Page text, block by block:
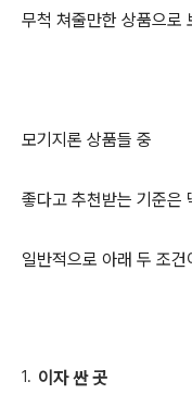
무척 쳐줄만한 상품으로
모기지론 상품들 중
좋다고 추천받는 기준은
일반적으로 아래 두 조건
이자 싼 곳